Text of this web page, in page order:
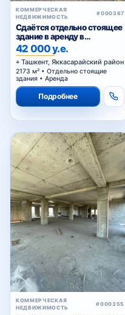
КОММЕРЧЕСКАЯ
НЕДВИЖИМОСТЬ
#000367
Сдаётся отдельно стоящее
здание в аренду в
Яккасарайском районе
42 000 у.е.
Ташкент, Яккасарайский район
2173 м² • Отдельно стоящие
здания • Аренда
Подробнее
КОММЕРЧЕСКАЯ
НЕДВИЖИМОСТЬ
#000355